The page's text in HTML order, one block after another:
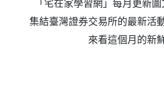
「宅在家學習網」每月更新
集結臺灣證券交易所的最新活
來看這個月的新